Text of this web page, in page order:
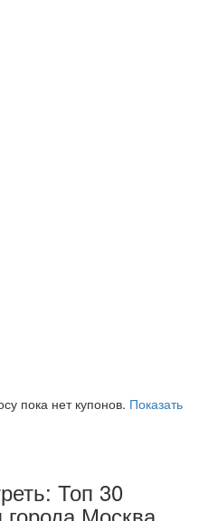
пока нет купонов. Показать
Топ 30